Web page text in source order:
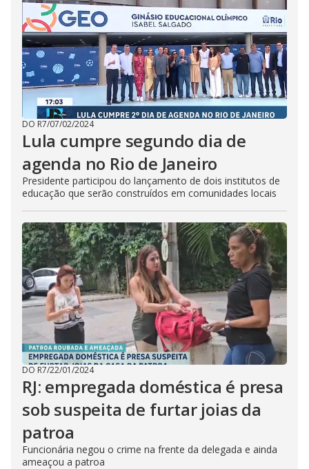
DO R7/07/02/2024
Lula cumpre segundo dia de
agenda no Rio de Janeiro
Presidente participou do lançamento de dois institutos de
educação que serão construídos em comunidades locais
DO R7/22/01/2024
RJ: empregada doméstica é presa
sob suspeita de furtar joias da
patroa
Funcionária negou o crime na frente da delegada e ainda
ameaçou a patroa